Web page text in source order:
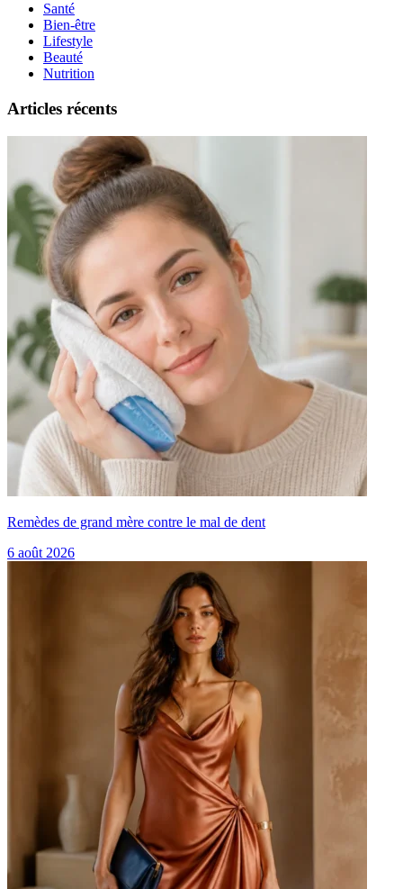
Santé
Bien-être
Lifestyle
Beauté
Nutrition
Articles récents
Remèdes de grand mère contre le mal de dent
6 août 2026